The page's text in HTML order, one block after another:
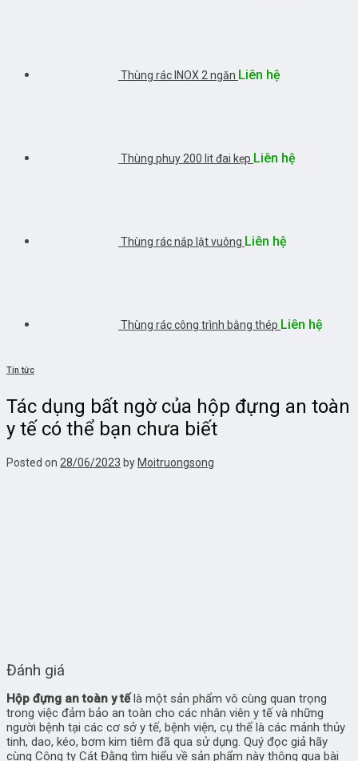
Thùng rác INOX 2 ngăn Liên hệ
Thùng phuy 200 lit đai kẹp Liên hệ
Thùng rác nắp lật vuông Liên hệ
Thùng rác công trình bằng thép Liên hệ
Tin tức
Tác dụng bất ngờ của hộp đựng an toàn
y tế có thể bạn chưa biết
Posted on 28/06/2023 by Moitruongsong
Đánh giá
Hộp đựng an toàn y tếlà một sản phẩm vô cùng quan trọng
trong việc đảm bảo an toàn cho các nhân viên y tế và những
người bệnh tại các cơ sở y tế, bệnh viện, cụ thể là các mảnh thủy
tinh, dao, kéo, bơm kim tiêm đã qua sử dụng. Quý đọc giả hãy
cùng Công ty Cát Đằng tìm hiểu về sản phẩm này thông qua bài